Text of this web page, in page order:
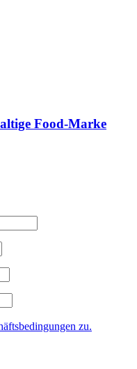
Food-Marke
zu.